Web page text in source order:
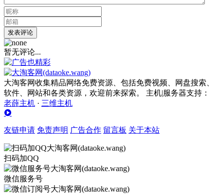
发表评论
暂无评论...
大淘客网收集精品网络免费资源、包括免费视频、网盘搜索、
软件、网站和各类资源，欢迎前来探索。 主机|服务器支持：
老薛主机 · 三维主机
友链申请 免责声明 广告合作 留言板 关于本站
扫码加QQ
微信服务号